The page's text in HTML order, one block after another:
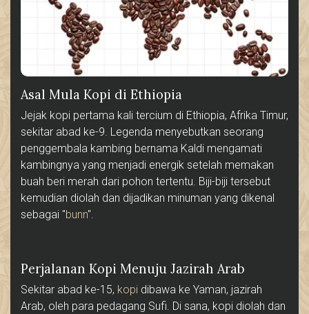
Asal Mula Kopi di Ethiopia
Jejak kopi pertama kali tercium di Ethiopia, Afrika Timur,
sekitar abad ke-9. Legenda menyebutkan seorang
penggembala kambing bernama Kaldi mengamati
kambingnya yang menjadi energik setelah memakan
buah beri merah dari pohon tertentu. Biji-biji tersebut
kemudian diolah dan dijadikan minuman yang dikenal
sebagai "bunn".
Perjalanan Kopi Menuju Jazirah Arab
Sekitar abad ke-15, kopi dibawa ke Yaman, jazirah
Arab, oleh para pedagang Sufi. Di sana, kopi diolah dan